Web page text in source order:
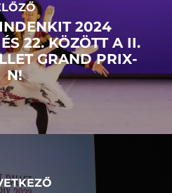
2024
22. KÖZÖTT A II.
GRAND PRIX-
N!